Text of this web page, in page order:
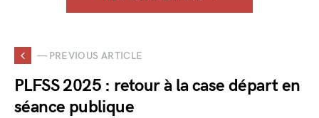
— PREVIOUS ARTICLE
PLFSS 2025 : retour à la case départ en
séance publique